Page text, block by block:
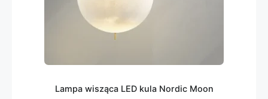
Lampa wisząca LED kula Nordic Moon